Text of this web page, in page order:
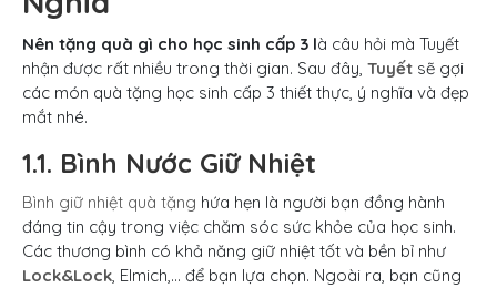
Nên tặng quà gì cho học sinh cấp 3 là câu hỏi mà Tuyết
nhận được rất nhiều trong thời gian. Sau đây, Tuyết sẽ gợi
các món quà tặng học sinh cấp 3 thiết thực, ý nghĩa và đẹp
mắt nhé.
1.1. Bình Nước Giữ Nhiệt
Bình giữ nhiệt quà tặng hứa hẹn là người bạn đồng hành
đáng tin cậy trong việc chăm sóc sức khỏe của học sinh.
Các thương bình có khả năng giữ nhiệt tốt và bền bỉ như
Lock&Lock, Elmich,… để bạn lựa chọn. Ngoài ra, bạn cũng